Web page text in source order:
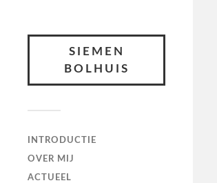
SIEMEN
BOLHUIS
INTRODUCTIE
OVER MIJ
ACTUEEL